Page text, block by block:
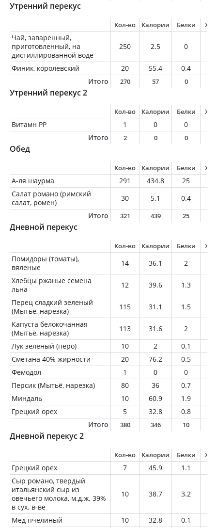
Утренний перекус
Кол-во Калории Белки
Чай, заваренный,
приготовленный, на
дистиллированной воде
250 2.5 0
Финик, королевский 20 55.4 0.4
Итого
270 57 0
Утренний перекус 2
Кол-во Калории Белки
Витамн РР 1 0 0
Итого
2 0 0
Обед
Кол-во Калории Белки
А-ля шаурма 291 434.8 25
Салат романо (римский
салат, ромен)
30 5.1 0.4
Итого
321 439 25
Дневной перекус
Кол-во Калории Белки
Помидоры (томаты),
вяленые
14 36.1 2
Хлебцы ржаные семена
льна
12 39.6 1.3
Перец сладкий зеленый
(Мытьё, нарезка)
115 31.1 1.5
Капуста белокочанная
(Мытьё, нарезка)
113 31.6 2
Лук зеленый (перо)
10 2 0.1
Сметана 40% жирности
20 76.2 0.5
Фемодол
1 0 0
Персик (Мытьё, нарезка)
80 36 0.7
Миндаль
10 60.9 1.9
Грецкий орех
5 32.8 0.8
Итого
380 346 10
Дневной перекус 2
Кол-во Калории Белки
Грецкий орех 7 45.9 1.1
Сыр романо, твердый
итальянский сыр из
овечьего молока, м.д.ж. 39%
в сух. в-ве
10 38.7 3.2
Мед пчелиный 10 32.8 0.1